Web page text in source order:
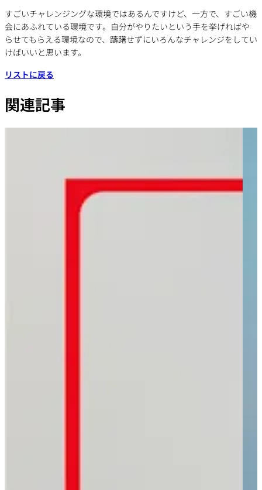
すごいチャレンジングな環境ではあるんですけど、一方で、すごい機
会にあふれている環境です。自分がやりたいという手を挙げればや
らせてもらえる環境なので、躊躇せずにいろんなチャレンジをしてい
けばいいと思います。
リストに戻る
関連記事